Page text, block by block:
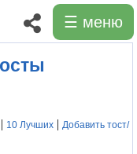
☰ меню
10 Лучших| Добавить тост/